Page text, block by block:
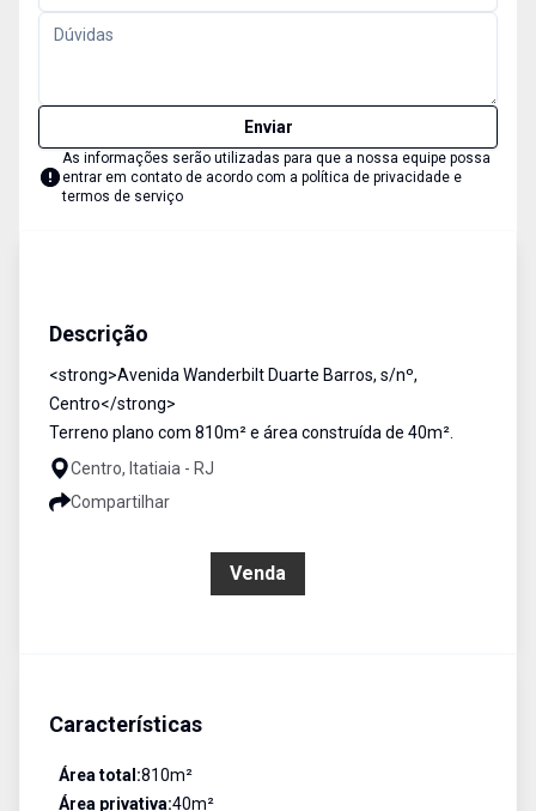
Enviar
As informações serão utilizadas para que a nossa equipe possa
entrar em contato de acordo com a política de privacidade e
termos de serviço
Descrição
<strong>Avenida Wanderbilt Duarte Barros, s/nº,
Centro</strong>
Terreno plano com 810m² e área construída de 40m².
Centro, Itatiaia - RJ
Compartilhar
Venda
Características
Área total:810m²
Área privativa:40m²